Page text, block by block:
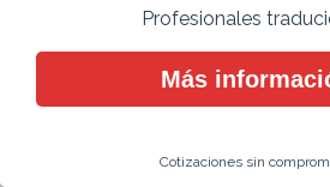
Orbi News
Profesionales
Más
Cotizaciones sin